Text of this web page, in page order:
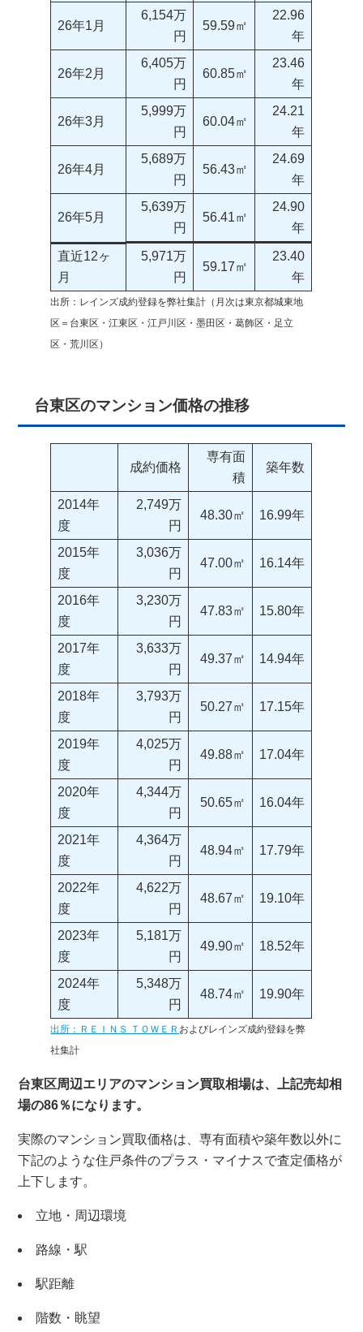
26年1月
6,154万
円
59.59㎡
22.96
年
26年2月
6,405万
円
60.85㎡
23.46
年
26年3月
5,999万
円
60.04㎡
24.21
年
26年4月
5,689万
円
56.43㎡
24.69
年
26年5月
5,639万
円
56.41㎡
24.90
年
直近12ヶ
月
5,971万
円
59.17㎡
23.40
年
出所：レインズ成約登録を弊社集計（月次は東京都城東地
区＝台東区・江東区・江戸川区・墨田区・葛飾区・足立
区・荒川区）
台東区のマンション価格の推移
成約価格
専有面
積
築年数
2014年
度
2,749万
円
48.30㎡ 16.99年
2015年
度
3,036万
円
47.00㎡ 16.14年
2016年
度
3,230万
円
47.83㎡ 15.80年
2017年
度
3,633万
円
49.37㎡ 14.94年
2018年
度
3,793万
円
50.27㎡ 17.15年
2019年
度
4,025万
円
49.88㎡ 17.04年
2020年
度
4,344万
円
50.65㎡ 16.04年
2021年
度
4,364万
円
48.94㎡ 17.79年
2022年
度
4,622万
円
48.67㎡ 19.10年
2023年
度
5,181万
円
49.90㎡ 18.52年
2024年
度
5,348万
円
48.74㎡ 19.90年
出所：ＲＥＩＮＳ ＴＯＷＥＲ およびレインズ成約登録を弊
社集計
台東区周辺エリアのマンション買取相場は、上記売却相
場の86％になります。
実際のマンション買取価格は、専有面積や築年数以外に
下記のような住戸条件のプラス・マイナスで査定価格が
上下します。
立地・周辺環境
路線・駅
駅距離
階数・眺望